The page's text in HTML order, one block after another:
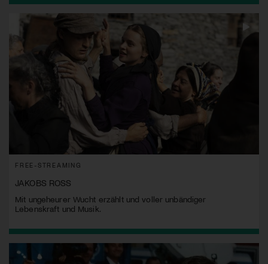
FREE-STREAMING
JAKOBS ROSS
Mit ungeheurer Wucht erzählt und voller unbändiger
Lebenskraft und Musik.